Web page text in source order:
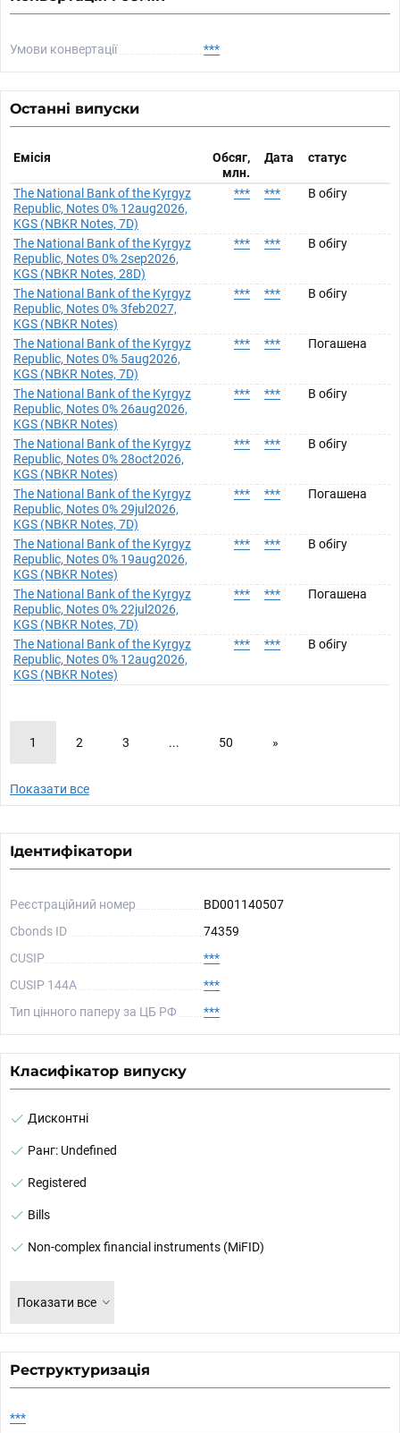
Умови конвертації ***
Останні випуски
Емісія
Обсяг,
млн.
Дата статус
The National Bank of the Kyrgyz
Republic, Notes 0% 12aug2026,
KGS (NBKR Notes, 7D)
*** *** В обігу
The National Bank of the Kyrgyz
Republic, Notes 0% 2sep2026,
KGS (NBKR Notes, 28D)
*** *** В обігу
The National Bank of the Kyrgyz
Republic, Notes 0% 3feb2027,
KGS (NBKR Notes)
*** *** В обігу
The National Bank of the Kyrgyz
Republic, Notes 0% 5aug2026,
KGS (NBKR Notes, 7D)
*** *** Погашена
The National Bank of the Kyrgyz
Republic, Notes 0% 26aug2026,
KGS (NBKR Notes)
*** *** В обігу
The National Bank of the Kyrgyz
Republic, Notes 0% 28oct2026,
KGS (NBKR Notes)
*** *** В обігу
The National Bank of the Kyrgyz
Republic, Notes 0% 29jul2026,
KGS (NBKR Notes, 7D)
*** *** Погашена
The National Bank of the Kyrgyz
Republic, Notes 0% 19aug2026,
KGS (NBKR Notes)
*** *** В обігу
The National Bank of the Kyrgyz
Republic, Notes 0% 22jul2026,
KGS (NBKR Notes, 7D)
*** *** Погашена
The National Bank of the Kyrgyz
Republic, Notes 0% 12aug2026,
KGS (NBKR Notes)
*** *** В обігу
1 2 3 ... 50 »
Показати все
Ідентифікатори
Реєстраційний номер
BD001140507
Cbonds ID
74359
CUSIP
***
CUSIP 144A
***
Тип цінного паперу за ЦБ РФ
***
Класифікатор випуску
Дисконтні
Ранг: Undefined
Registered
Bills
Non-complex financial instruments (MiFID)
Показати все
Реструктуризація
***